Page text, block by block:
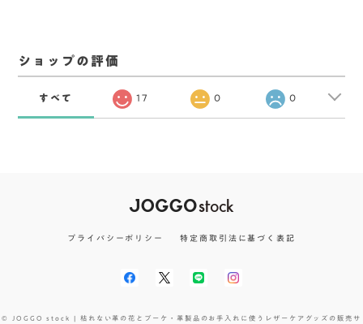
ショップの評価
すべて 17 0 0
プライバシーポリシー 特定商取引法に基づく表記
© JOGGO stock | 枯れない革の花とブーケ・革製品のお手入れに使うレザーケアグッズの販売サ